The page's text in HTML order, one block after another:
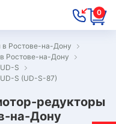
0
Ростове-на-Дону
Ростове-на-Дону
S
S (UD-S-87)
редукторы
на-Дону